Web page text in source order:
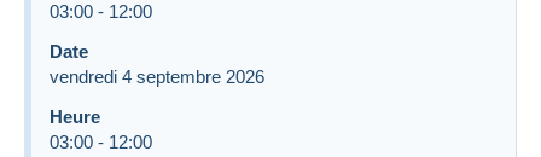
03:00 - 12:00
Date
vendredi 4 septembre 2026
Heure
03:00 - 12:00